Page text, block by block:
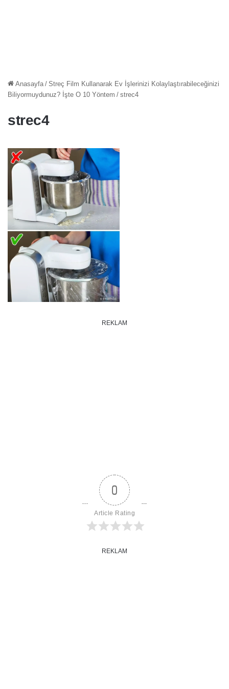
Anasayfa / Streç Film Kullanarak Ev İşlerinizi Kolaylaştırabileceğinizi
Biliyormuydunuz? İşte O 10 Yöntem / strec4
strec4
REKLAM
0
Article Rating
REKLAM